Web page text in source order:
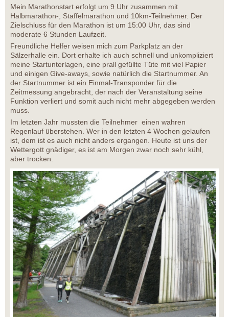
Mein Marathonstart erfolgt um 9 Uhr zusammen mit
Halbmarathon-, Staffelmarathon und 10km-Teilnehmer. Der
Zielschluss für den Marathon ist um 15:00 Uhr, das sind
moderate 6 Stunden Laufzeit.
Freundliche Helfer weisen mich zum Parkplatz an der
Sälzerhalle ein. Dort erhalte ich auch schnell und unkompliziert
meine Startunterlagen, eine prall gefüllte Tüte mit viel Papier
und einigen Give-aways, sowie natürlich die Startnummer. An
der Startnummer ist ein Einmal-Transponder für die
Zeitmessung angebracht, der nach der Veranstaltung seine
Funktion verliert und somit auch nicht mehr abgegeben werden
muss.
Im letzten Jahr mussten die Teilnehmer einen wahren
Regenlauf überstehen. Wer in den letzten 4 Wochen gelaufen
ist, dem ist es auch nicht anders ergangen. Heute ist uns der
Wettergott gnädiger, es ist am Morgen zwar noch sehr kühl,
aber trocken.